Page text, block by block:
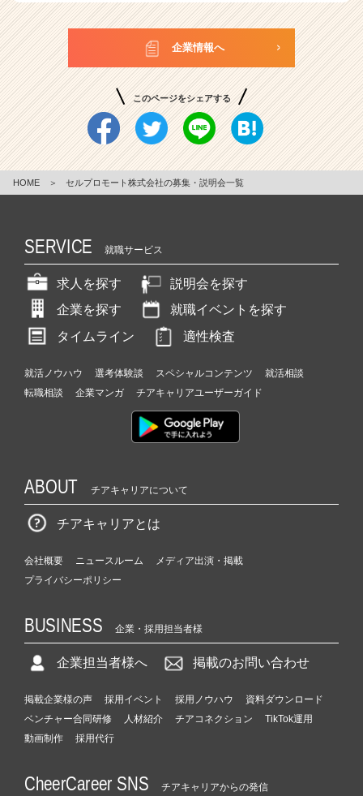
企業情報へ
このページをシェアする
HOME ＞ セルプロモート株式会社の募集・説明会一覧
SERVICE 就職サービス
求人を探す
説明会を探す
企業を探す
就職イベントを探す
タイムライン
適性検査
就活ノウハウ 選考体験談 スペシャルコンテンツ
就活相談
転職相談
企業マンガ チアキャリアユーザーガイド
ABOUT チアキャリアについて
チアキャリアとは
会社概要 ニュースルーム
メディア出演・掲載
プライバシーポリシー
BUSINESS 企業・採用担当者様
企業担当者様へ 掲載のお問い合わせ
掲載企業様の声 採用イベント 採用ノウハウ
資料ダウンロード
ベンチャー合同研修
人材紹介 チアコネクション
TikTok運用
動画制作
採用代行
CheerCareer SNS チアキャリアからの発信